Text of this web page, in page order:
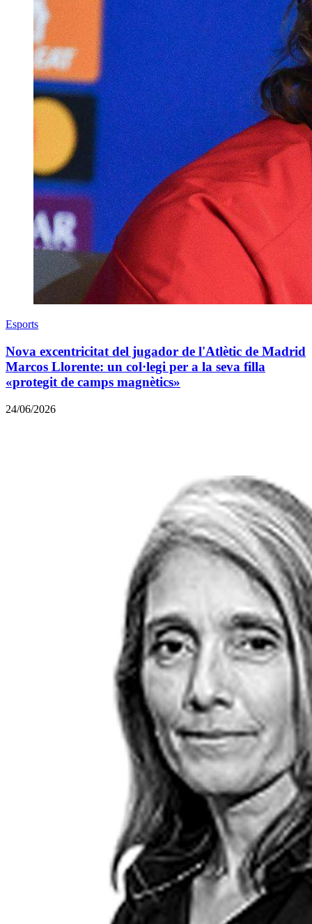
Esports
Nova excentricitat del jugador de l'Atlètic de Madrid
Marcos Llorente: un col·legi per a la seva filla
«protegit de camps magnètics»
24/06/2026